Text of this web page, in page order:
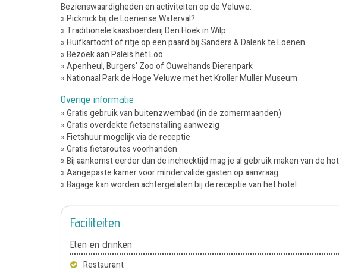
Bezienswaardigheden en activiteiten op de Veluwe:
» Picknick bij de Loenense Waterval?
» Traditionele kaasboerderij Den Hoek in Wilp
» Huifkartocht of ritje op een paard bij Sanders & Dalenk te Loenen
» Bezoek aan Paleis het Loo
» Apenheul, Burgers' Zoo of Ouwehands Dierenpark
» Nationaal Park de Hoge Veluwe met het Kroller Muller Museum
Overige informatie
» Gratis gebruik van buitenzwembad (in de zomermaanden)
» Gratis overdekte fietsenstalling aanwezig
» Fietshuur mogelijk via de receptie
» Gratis fietsroutes voorhanden
» Bij aankomst eerder dan de inchecktijd mag je al gebruik maken van de
» Aangepaste kamer voor mindervalide gasten op aanvraag.
» Bagage kan worden achtergelaten bij de receptie van het hotel
Faciliteiten
Eten en drinken
Restaurant